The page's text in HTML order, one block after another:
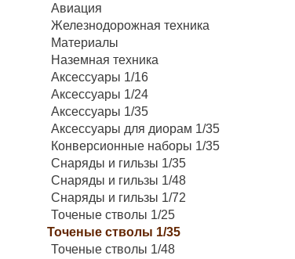
Авиация
Железнодорожная техника
Материалы
Наземная техника
Аксессуары 1/16
Аксессуары 1/24
Аксессуары 1/35
Аксессуары для диорам 1/35
Конверсионные наборы 1/35
Снаряды и гильзы 1/35
Снаряды и гильзы 1/48
Снаряды и гильзы 1/72
Точеные стволы 1/25
Точеные стволы 1/35
Точеные стволы 1/48